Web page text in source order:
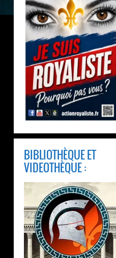
BIBLIOTHÈQUE ET
VIDEOTHÈQUE :